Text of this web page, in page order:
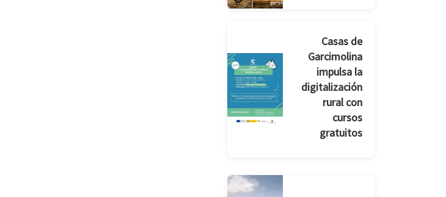
Casas de
Garcimolina
impulsa la
digitalización
rural con
cursos
gratuitos